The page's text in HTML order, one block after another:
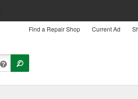
Find a Repair Shop Current Ad